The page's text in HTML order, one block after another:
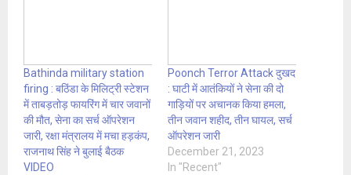
Bathinda military station
firing : बठिंडा के मिलिट्री स्टेशन
में ताबड़तोड़ फायरिंग में चार जवानों
की मौत, सेना का सर्च ऑपरेशन
जारी, रक्षा मंत्रालय में मचा हड़कंप,
राजनाथ सिंह ने बुलाई बैठक
VIDEO
Poonch Terror Attack दुखद
: घाटी में आतंकियों ने सेना की दो
गाड़ियों पर अचानक किया हमला,
तीन जवान शहीद, तीन घायल, सर्च
ऑपरेशन जारी
December 21, 2023
In "Recent"